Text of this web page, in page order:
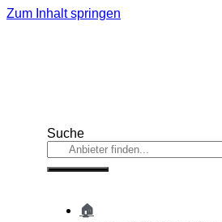
Zum Inhalt springen
Suche
🏠